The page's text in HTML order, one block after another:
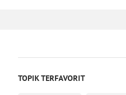
TOPIK TERFAVORIT